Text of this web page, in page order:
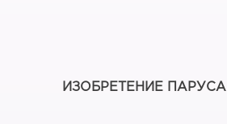
ИЗОБРЕТЕНИЕ ПАРУСА